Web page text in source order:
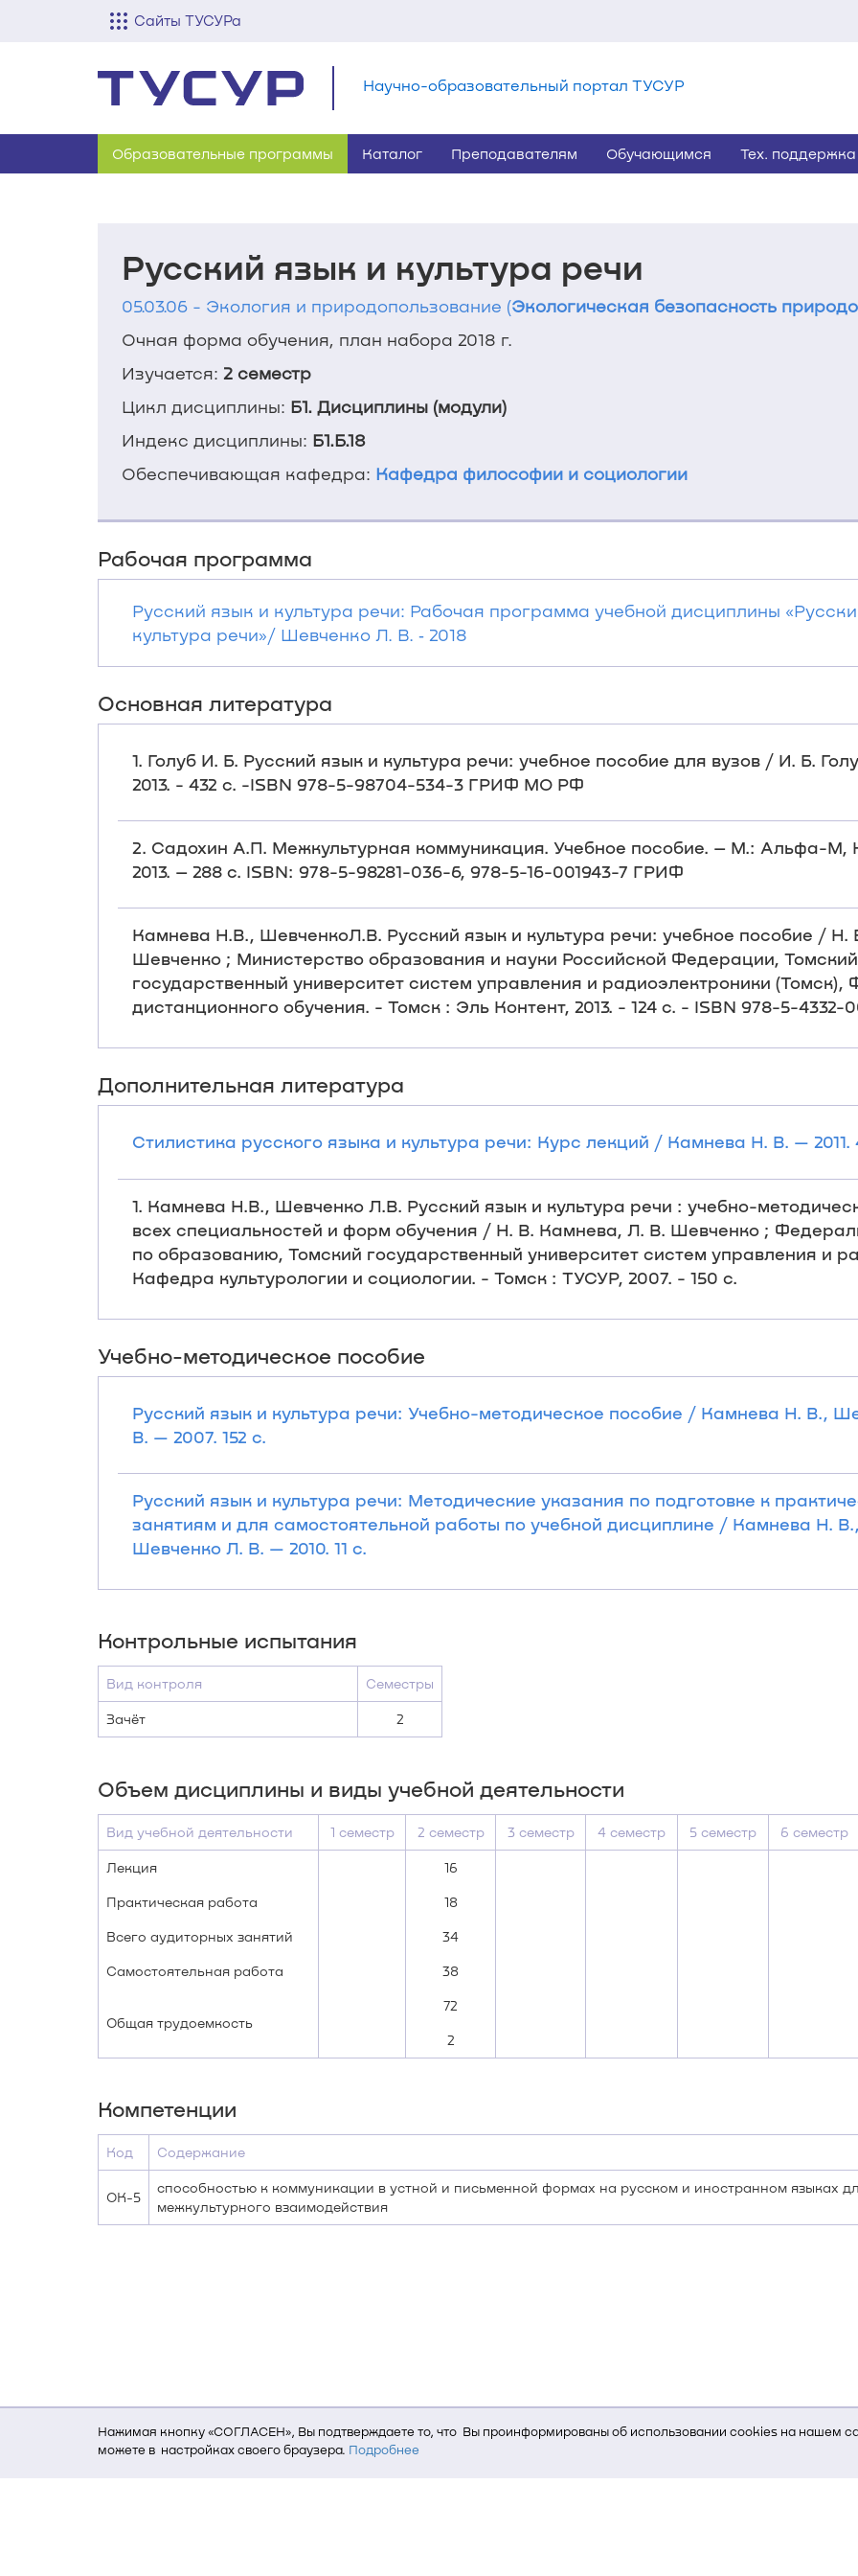
Сайты ТУСУРа
Научно-образовательный портал ТУСУР
Образовательные программы Каталог Преподавателям Обучающимся Тех. поддержка
Нажимая кнопку «СОГЛАСЕН», Вы подтверждаете то, что Вы проинформированы об использовании cookies на нашем
можете в настройках своего браузера. Подробнее
Русский язык и культура речи
05.03.06 - Экология и природопользование (Экологическая безопасность
Очная форма обучения, план набора 2018 г.
Изучается: 2 семестр
Цикл дисциплины: Б1. Дисциплины (модули)
Индекс дисциплины: Б1.Б.18
Обеспечивающая кафедра: Кафедра философии и социологии
Рабочая программа
Русский язык и культура речи: Рабочая программа учебной дисциплины
культура речи»/ Шевченко Л. В. ‐ 2018
Основная литература
1. Голуб И. Б. Русский язык и культура речи: учебное пособие для вузов / И. Б.
2013. - 432 с. -ISBN 978-5-98704-534-3 ГРИФ МО РФ
2. Садохин А.П. Межкультурная коммуникация. Учебное пособие. – М.: Альфа-
2013. – 288 с. ISBN: 978-5-98281-036-6, 978-5-16-001943-7 ГРИФ
Камнева Н.В., ШевченкоЛ.В. Русский язык и культура речи: учебное пособие / Н.
Шевченко ; Министерство образования и науки Российской Федерации, Томский
государственный университет систем управления и радиоэлектроники (Томск),
дистанционного обучения. - Томск : Эль Контент, 2013. - 124 с. - ISBN 978-5-4332-
Дополнительная литература
Стилистика русского языка и культура речи: Курс лекций / Камнева Н. В. — 2011.
1. Камнева Н.В., Шевченко Л.В. Русский язык и культура речи : учебно-
всех специальностей и форм обучения / Н. В. Камнева, Л. В. Шевченко ;
по образованию, Томский государственный университет систем управления и
Кафедра культурологии и социологии. - Томск : ТУСУР, 2007. - 150 с.
Учебно-методическое пособие
Русский язык и культура речи: Учебно-методическое пособие / Камнева Н. В.,
В. — 2007. 152 с.
Русский язык и культура речи: Методические указания по подготовке к
занятиям и для самостоятельной работы по учебной дисциплине / Камнева Н. В.,
Шевченко Л. В. — 2010. 11 с.
Контрольные испытания
Вид контроля Семестры
Зачёт 2
Объем дисциплины и виды учебной деятельности
Вид учебной деятельности 1 семестр 2 семестр 3 семестр 4 семестр 5 семестр 6 семестр
Лекция 16
Практическая работа 18
Всего аудиторных занятий 34
Самостоятельная работа 38
Общая трудоемкость
72
2
Компетенции
Код Содержание
ОК-5
способностью к коммуникации в устной и письменной формах на русском и иностранном языках
межкультурного взаимодействия